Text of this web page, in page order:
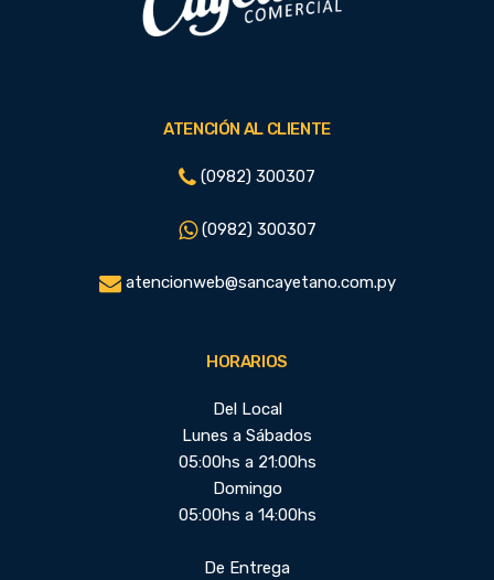
ATENCIÓN AL CLIENTE
(0982) 300307
(0982) 300307
atencionweb@sancayetano.com.py
HORARIOS
Del Local
Lunes a Sábados
05:00hs a 21:00hs
Domingo
05:00hs a 14:00hs
De Entrega